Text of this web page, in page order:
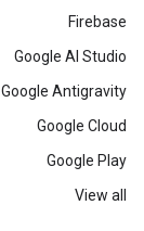
Firebase
Google AI Studio
Google Antigravity
Google Cloud
Google Play
View all